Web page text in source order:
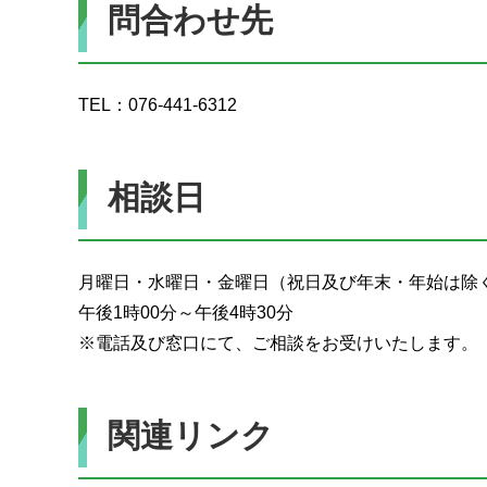
問合わせ先
TEL：076-441-6312
相談日
月曜日・水曜日・金曜日（祝日及び年末・年始は除
午後1時00分～午後4時30分
※電話及び窓口にて、ご相談をお受けいたします。
関連リンク